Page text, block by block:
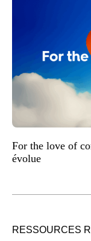
For the love of
évolue
RESSOURCES